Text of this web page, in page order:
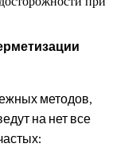
методов,
на нет все